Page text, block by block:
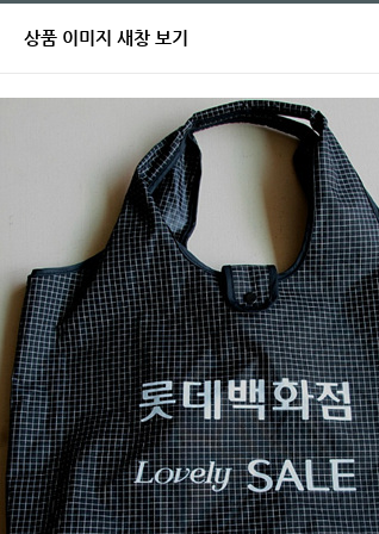
상품 이미지 새창 보기